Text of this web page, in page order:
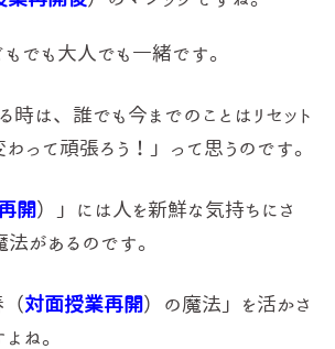
でも大人でも一緒です。
時は、誰でも今までのことはリセット
って頑張ろう！」って思うのです。
開）」には人を新鮮な気持ちにさ
があるのです。
（対面授業再開）の魔法」を活かさ
ね。